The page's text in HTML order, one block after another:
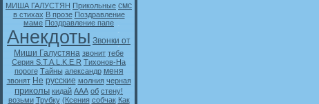
МИША ГАЛУСТЯН Прикольные смс
в стихах В прозе Поздравление
маме Поздравление папе
Анекдоты Звонки от
Миши Галустяна звонит тебе
Серия S.T.A.L.K.E.R Тихонов-На
пороге Тайны александр меня
звонят Не русские молния черная
приколы кидай ААА об стену!
возьми Трубку (Ксения собчак Как